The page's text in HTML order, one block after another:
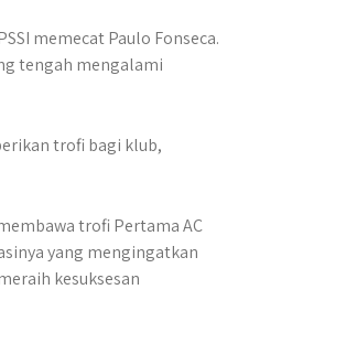
memecat Paulo Fonseca.
tengah mengalami
trofi bagi klub,
trofi Pertama AC
yang mengingatkan
kesuksesan